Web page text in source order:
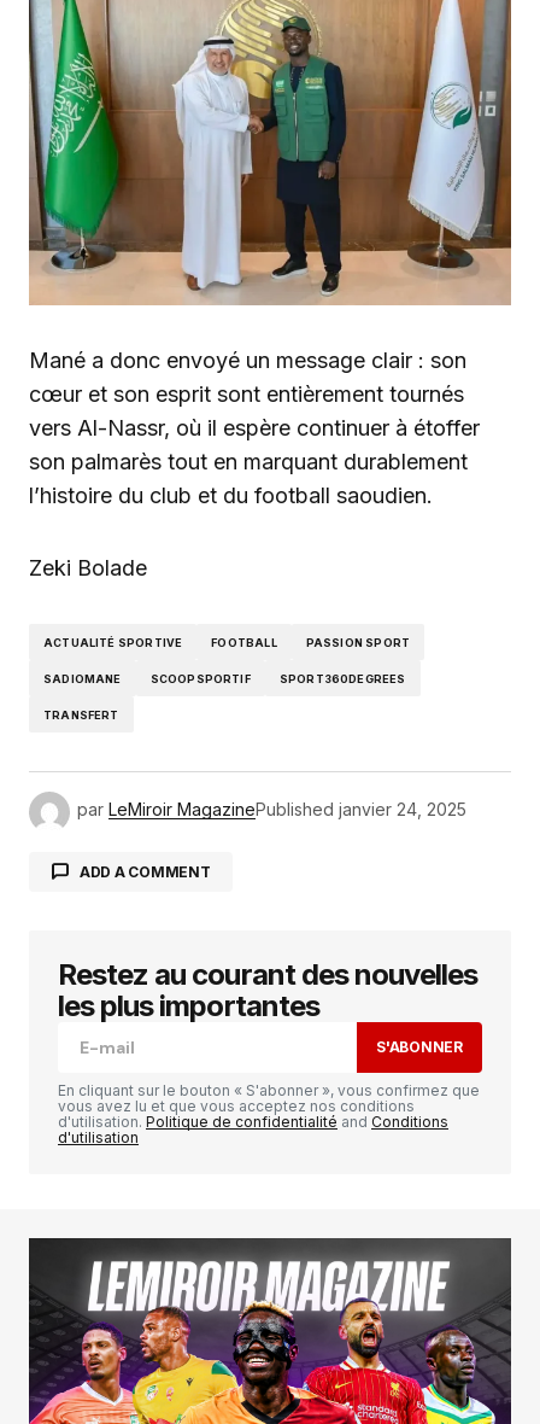
Mané a donc envoyé un message clair : son
cœur et son esprit sont entièrement tournés
vers Al-Nassr, où il espère continuer à étoffer
son palmarès tout en marquant durablement
l’histoire du club et du football saoudien.
Zeki Bolade
ACTUALITÉ SPORTIVE FOOTBALL PASSION SPORT
SADIOMANE SCOOPSPORTIF SPORT360DEGREES
TRANSFERT
par LeMiroir MagazinePublished janvier 24, 2025
ADD A COMMENT
Votre adresse e-mail ne sera pas publiée. Les
champs obligatoires sont indiqués avec
Your E-mail*
Enregistrer mon nom, mon e-mail et mon
site dans le navigateur pour mon prochain
commentaire.
Restez au courant des nouvelles
les plus importantes
S'ABONNER
En cliquant sur le bouton « S'abonner », vous confirmez que
vous avez lu et que vous acceptez nos conditions
d'utilisation. Politique de confidentialité and Conditions
d'utilisation